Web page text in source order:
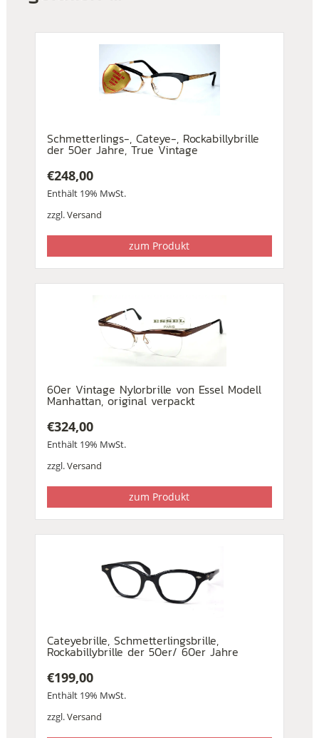
Schmetterlings-, Cateye-, Rockabillybrille
der 50er Jahre, True Vintage
€248,00
Enthält 19% MwSt.
zzgl.Versand
zum Produkt
60er Vintage Nylorbrille von Essel Modell
Manhattan, original verpackt
€324,00
Enthält 19% MwSt.
zzgl.Versand
zum Produkt
Cateyebrille, Schmetterlingsbrille,
Rockabillybrille der 50er/ 60er Jahre
€199,00
Enthält 19% MwSt.
zzgl.Versand